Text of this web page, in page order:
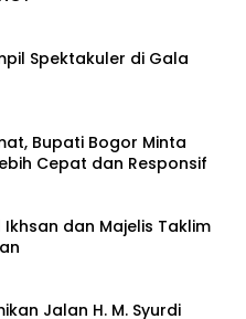
Spektakuler di Gala
Bupati Bogor Minta
Cepat dan Responsif
Ikhsan dan Majelis Taklim
Jalan H. M. Syurdi